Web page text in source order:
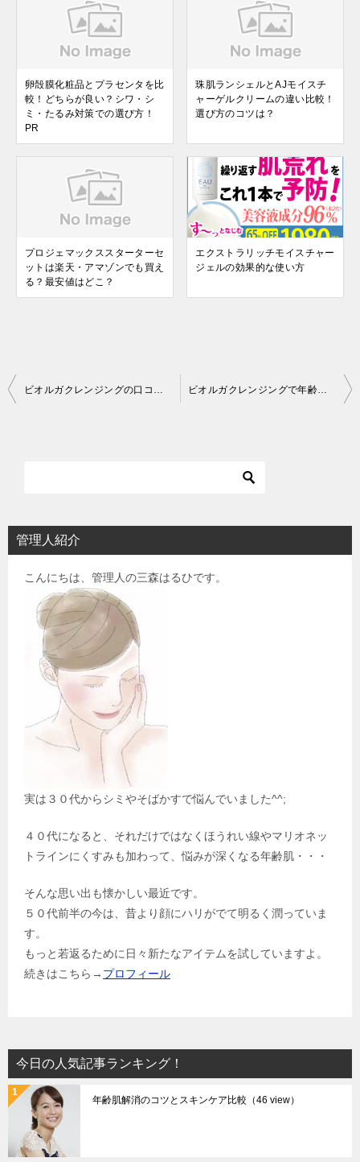
卵殻膜化粧品とプラセンタを比
較！どちらが良い？シワ・シ
ミ・たるみ対策での選び方！
PR
珠肌ランシェルとAJモイスチ
ャーゲルクリームの違い比較！
選び方のコツは？
プロジェマックススターターセ
ットは楽天・アマゾンでも買え
る？最安値はどこ？
エクストラリッチモイスチャー
ジェルの効果的な使い方
投
シ
ビオルガクレンジングの口コミと効果 ビオルガクレンジングで年齢肌も若返る？
管理人紹介
こんにちは、管理人の三森はるひです。
実は３０代からシミやそばかすで悩んでいました^^;
４０代になると、それだけではなくほうれい線やマリオネッ
トラインにくすみも加わって、悩みが深くなる年齢肌・・・
そんな思い出も懐かしい最近です。
５０代前半の今は、昔より顔にハリがでて明るく潤っていま
す。
もっと若返るために日々新たなアイテムを試していますよ。
続きはこちら→ プロフィール
今日の人気記事ランキング！
年齢肌解消のコツとスキンケア比較 （46 view）